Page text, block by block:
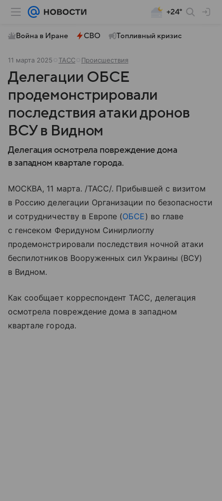
+24°
Война в Иране СВО Топливный кризис
11 марта 2025 ТАСС Происшествия
Делегации ОБСЕ
продемонстрировали
последствия атаки дронов
ВСУ в Видном
Делегация осмотрела повреждение дома
в западном квартале города.
МОСКВА, 11 марта. /ТАСС/. Прибывшей с визитом
в Россию делегации Организации по безопасности
и сотрудничеству в Европе (ОБСЕ) во главе
с генсеком Феридуном Синирлиоглу
продемонстрировали последствия ночной атаки
беспилотников Вооруженных сил Украины (ВСУ)
в Видном.
Как сообщает корреспондент ТАСС, делегация
осмотрела повреждение дома в западном
квартале города.